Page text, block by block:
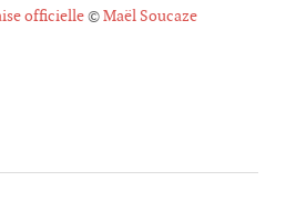
officielle©Maël Soucaze